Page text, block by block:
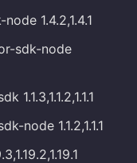
1.4.2,1.4.1
sdk-node
node 1.1.2,1.1.1